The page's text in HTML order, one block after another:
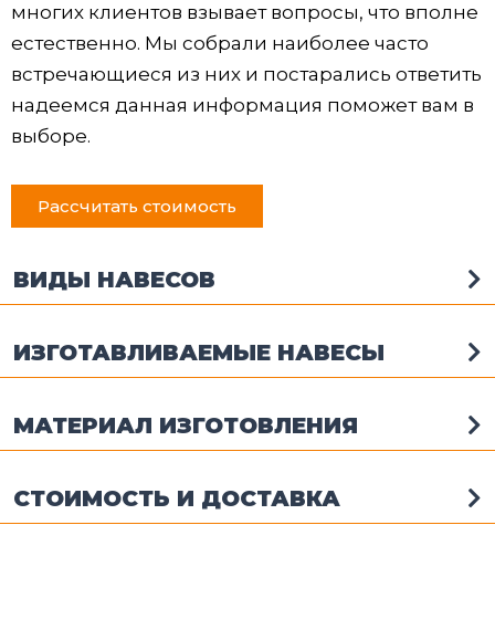
многих клиентов взывает вопросы, что вполне
естественно. Мы собрали наиболее часто
встречающиеся из них и постарались ответить
надеемся данная информация поможет вам в
выборе.
Рассчитать стоимость
ВИДЫ НАВЕСОВ
ИЗГОТАВЛИВАЕМЫЕ НАВЕСЫ
МАТЕРИАЛ ИЗГОТОВЛЕНИЯ
СТОИМОСТЬ И ДОСТАВКА